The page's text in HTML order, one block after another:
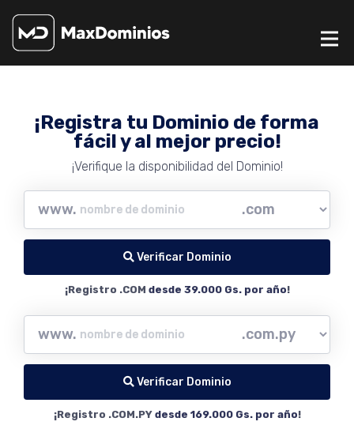
¡Registra tu Dominio de forma
fácil y al mejor precio!
¡Verifique la disponibilidad del Dominio!
www.
Verificar Dominio
¡Registro .COM desde 39.000 Gs. por año!
www.
Verificar Dominio
¡Registro .COM.PY desde 169.000 Gs. por año!